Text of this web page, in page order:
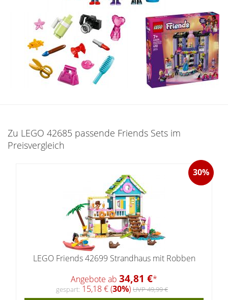
Zu LEGO 42685 passende Friends Sets im
Preisvergleich
30%
LEGO Friends 42699 Strandhaus mit Robben
Angebote ab 34,81 €*
gespart: 15,18 € (30%) UVP 49,99 €